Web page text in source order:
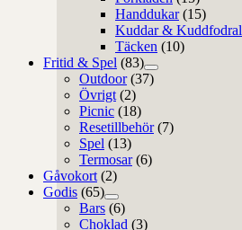
Handdukar (15)
Kuddar & Kuddfodral
Täcken (10)
Fritid & Spel (83)
Outdoor (37)
Övrigt (2)
Picnic (18)
Resetillbehör (7)
Spel (13)
Termosar (6)
Gåvokort (2)
Godis (65)
Bars (6)
Choklad (3)